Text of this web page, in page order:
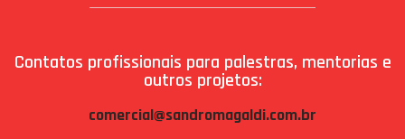
Contatos profissionais para palestras, mentorias e
outros projetos:
comercial@sandromagaldi.com.br